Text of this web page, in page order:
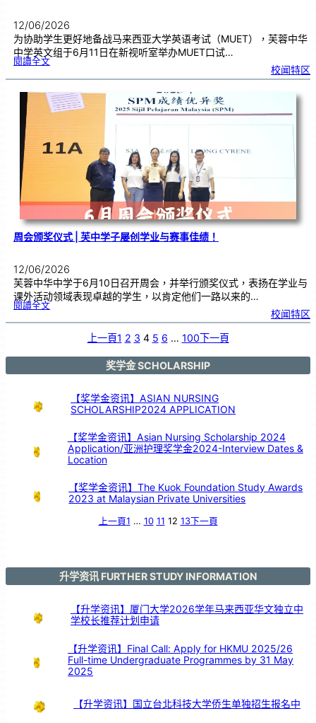
12/06/2026
为协助学生更好地备战马来西亚大学英语考试（MUET），芙蓉中华
中学英文组于6月11日在新视听室举办MUET口试…
閱讀全文:
M
T
试
作
答
技
巧
工
力
学
生
提
校闻特区
周会颁奖仪式 | 芙中学子屡创学业与赛事佳绩！
12/06/2026
芙蓉中华中学于6月10日召开周会，并举行颁奖仪式，表扬在学业与
课外活动领域表现卓越的学生，以肯定他们一路以来的…
閱讀全文:周
奖
子
学
校闻特区
上一頁1 2 3 4 5 6 … 100下一頁
奖学金 SCHOLARSHIP
【奖学金资讯】ASIAN NURSING
SCHOLARSHIP2024 APPLICATION
【奖学金资讯】Asian Nursing Scholarship 2024
Application/亚洲护理奖学金2024-Interview Dates &
Location
【奖学金资讯】The Kuok Foundation Study Awards
2023 at Malaysian Private Universities
上一頁1 … 10 11 12 13下一頁
升学资讯 FURTHER STUDY INFORMATION
【升学资讯】厦门大学2026学年马来西亚华文独立中
学校长推荐计划申请
【升学资讯】Final Call: Apply for HKMU 2025/26
Full-time Undergraduate Programmes by 31 May
2025
【升学资讯】国立台北科技大学侨生单独招生报名中